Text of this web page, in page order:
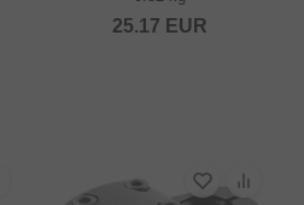
25.17 EUR